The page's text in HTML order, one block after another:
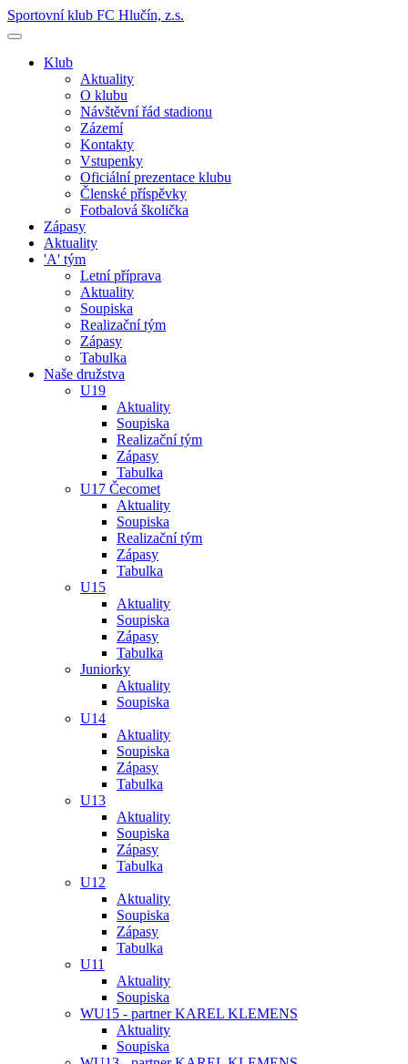
Sportovní klub FC Hlučín, z.s.
Klub
Aktuality
O klubu
Návštěvní řád stadionu
Zázemí
Kontakty
Vstupenky
Oficiální prezentace klubu
Členské příspěvky
Fotbalová školička
Zápasy
Aktuality
'A' tým
Letní příprava
Aktuality
Soupiska
Realizační tým
Zápasy
Tabulka
Naše družstva
U19
Aktuality
Soupiska
Realizační tým
Zápasy
Tabulka
U17 Čecomet
Aktuality
Soupiska
Realizační tým
Zápasy
Tabulka
U15
Aktuality
Soupiska
Zápasy
Tabulka
Juniorky
Aktuality
Soupiska
U14
Aktuality
Soupiska
Zápasy
Tabulka
U13
Aktuality
Soupiska
Zápasy
Tabulka
U12
Aktuality
Soupiska
Zápasy
Tabulka
U11
Aktuality
Soupiska
WU15 - partner KAREL KLEMENS
Aktuality
Soupiska